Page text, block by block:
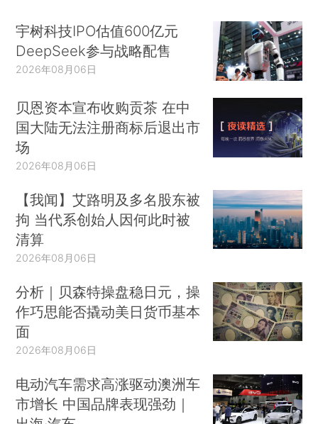
宇树科技IPO估值600亿元
DeepSeek参与战略配售
2026年08月06日
贝恩资本宣布收购贡茶 在中
国大陆无法注册商标后退出市
场
2026年08月06日
【我闻】艾路明及多名股东被
拘 当代系创始人因何此时被
清算
2026年08月06日
分析｜贝森特操盘稳日元，操
作巧思能否撬动美日货币基本
面
2026年08月06日
电动汽车需求高涨驱动澳洲车
市增长 中国品牌表现强劲｜